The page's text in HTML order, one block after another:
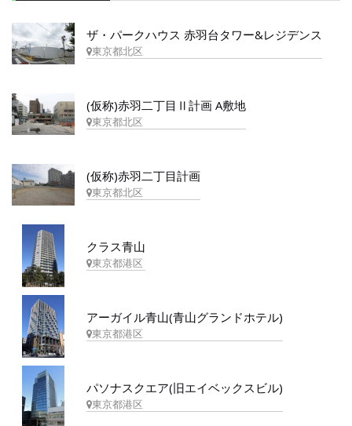
ザ・パークハウス 赤羽台タワー&レジデンス
東京都北区
(仮称)赤羽二丁目Ⅱ計画 A敷地
東京都北区
(仮称)赤羽二丁目計画
東京都北区
クラス青山
東京都港区
アーガイル青山(青山グランドホテル)
東京都港区
パソナスクエア(旧エイベックスビル)
東京都港区